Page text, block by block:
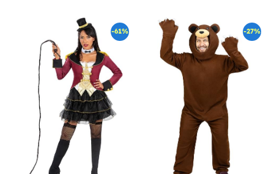
-61% -27%